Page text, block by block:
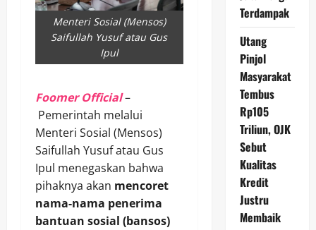
Menteri Sosial (Mensos)
Saifullah Yusuf atau Gus
Ipul
Foomer Official–
Pemerintah melalui
Menteri Sosial (Mensos)
Saifullah Yusuf atau Gus
Ipul menegaskan bahwa
pihaknya akan mencoret
nama-nama penerima
bantuan sosial (bansos)
Terdampak
Utang
Pinjol
Masyarakat
Tembus
Rp105
Triliun, OJK
Sebut
Kualitas
Kredit
Justru
Membaik